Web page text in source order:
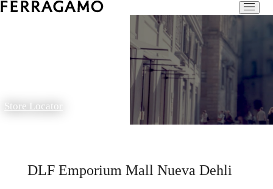
Store Locator
DLF Emporium Mall Nueva Dehli